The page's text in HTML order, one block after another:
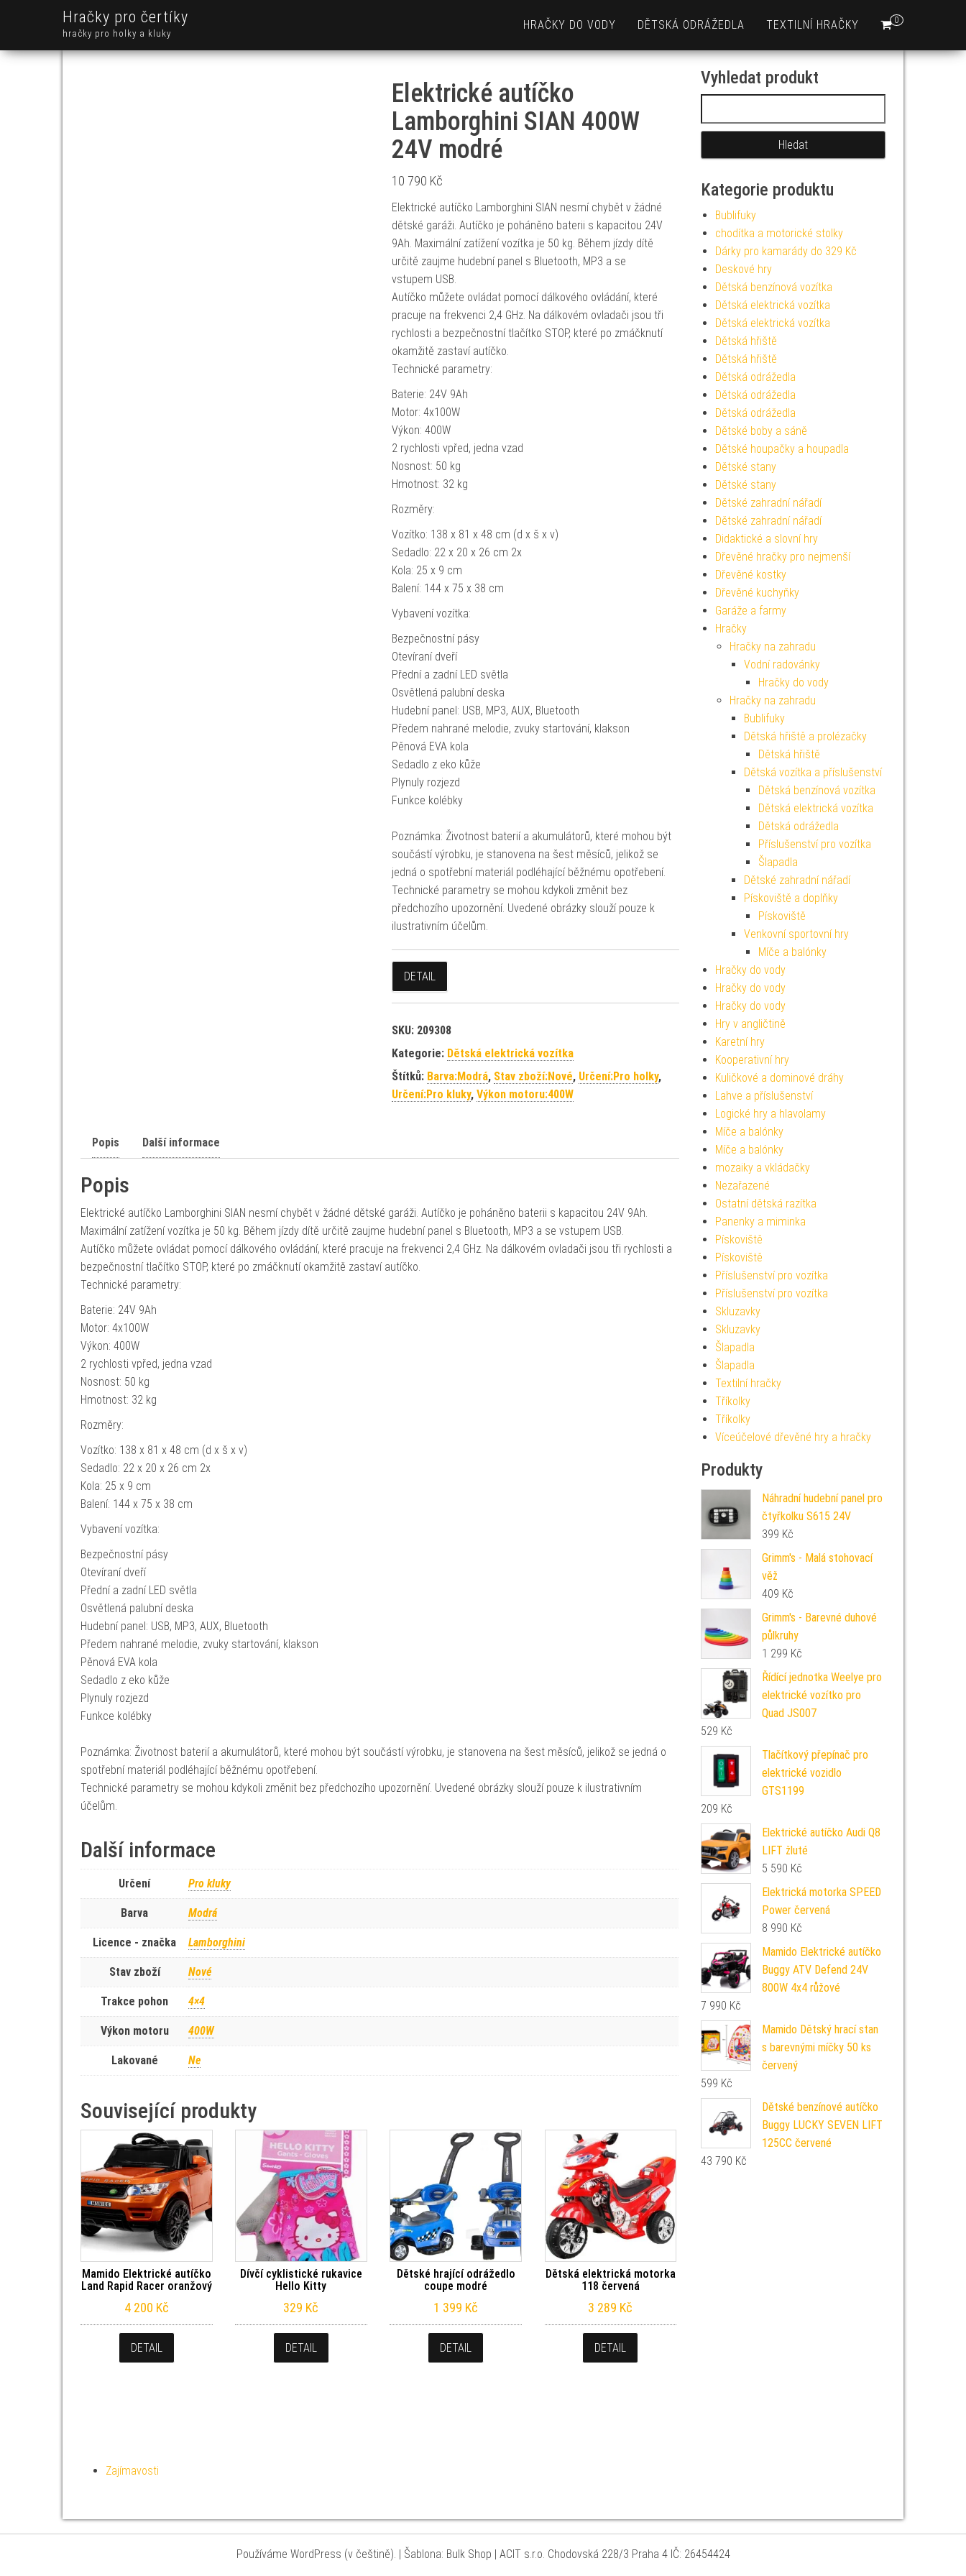
Hračky pro čertíky
hračky pro holky a kluky
0
HRAČKY DO VODY DĚTSKÁ ODRÁŽEDLA TEXTILNÍ HRAČKY
Elektrické autíčko
Lamborghini SIAN 400W
24V modré
10 790 Kč
Elektrické autíčko Lamborghini SIAN nesmí chybět v žádné
dětské garáži. Autíčko je poháněno baterii s kapacitou 24V
9Ah. Maximální zatížení vozítka je 50 kg. Během jízdy dítě
určitě zaujme hudební panel s Bluetooth, MP3 a se
vstupem USB.
Autíčko můžete ovládat pomocí dálkového ovládání, které
pracuje na frekvenci 2,4 GHz. Na dálkovém ovladači jsou tři
rychlosti a bezpečnostní tlačítko STOP, které po zmáčknutí
okamžitě zastaví autíčko.
Technické parametry:
Baterie: 24V 9Ah
Motor: 4x100W
Výkon: 400W
2 rychlosti vpřed, jedna vzad
Nosnost: 50 kg
Hmotnost: 32 kg
Rozměry:
Vozítko: 138 x 81 x 48 cm (d x š x v)
Sedadlo: 22 x 20 x 26 cm 2x
Kola: 25 x 9 cm
Balení: 144 x 75 x 38 cm
Vybavení vozítka:
Bezpečnostní pásy
Otevíraní dveří
Přední a zadní LED světla
Osvětlená palubní deska
Hudební panel: USB, MP3, AUX, Bluetooth
Předem nahrané melodie, zvuky startování, klakson
Pěnová EVA kola
Sedadlo z eko kůže
Plynuly rozjezd
Funkce kolébky
Poznámka: Životnost baterií a akumulátorů, které mohou být
součástí výrobku, je stanovena na šest měsíců, jelikož se
jedná o spotřební materiál podléhající běžnému opotřebení.
Technické parametry se mohou kdykoli změnit bez
předchozího upozornění. Uvedené obrázky slouží pouze k
ilustrativním účelům.
DETAIL
SKU: 209308
Kategorie: Dětská elektrická vozítka
Štítků: Barva:Modrá, Stav zboží:Nové, Určení:Pro holky,
Určení:Pro kluky, Výkon motoru:400W
Popis Další informace
Popis
Elektrické autíčko Lamborghini SIAN nesmí chybět v žádné dětské garáži. Autíčko je poháněno baterii s kapacitou 24V 9Ah.
Maximální zatížení vozítka je 50 kg. Během jízdy dítě určitě zaujme hudební panel s Bluetooth, MP3 a se vstupem USB.
Autíčko můžete ovládat pomocí dálkového ovládání, které pracuje na frekvenci 2,4 GHz. Na dálkovém ovladači jsou tři rychlosti a
bezpečnostní tlačítko STOP, které po zmáčknutí okamžitě zastaví autíčko.
Technické parametry:
Baterie: 24V 9Ah
Motor: 4x100W
Výkon: 400W
2 rychlosti vpřed, jedna vzad
Nosnost: 50 kg
Hmotnost: 32 kg
Rozměry:
Vozítko: 138 x 81 x 48 cm (d x š x v)
Sedadlo: 22 x 20 x 26 cm 2x
Kola: 25 x 9 cm
Balení: 144 x 75 x 38 cm
Vybavení vozítka:
Bezpečnostní pásy
Otevíraní dveří
Přední a zadní LED světla
Osvětlená palubní deska
Hudební panel: USB, MP3, AUX, Bluetooth
Předem nahrané melodie, zvuky startování, klakson
Pěnová EVA kola
Sedadlo z eko kůže
Plynuly rozjezd
Funkce kolébky
Poznámka: Životnost baterií a akumulátorů, které mohou být součástí výrobku, je stanovena na šest měsíců, jelikož se jedná o
spotřební materiál podléhající běžnému opotřebení.
Technické parametry se mohou kdykoli změnit bez předchozího upozornění. Uvedené obrázky slouží pouze k ilustrativním
účelům.
Další informace
Určení Pro kluky
Barva Modrá
Licence - značka Lamborghini
Stav zboží Nové
Trakce pohon 4×4
Výkon motoru 400W
Lakované Ne
Související produkty
Mamido Elektrické autíčko
Land Rapid Racer oranžový
4 200 Kč
DETAIL
Dívčí cyklistické rukavice
Hello Kitty
329 Kč
DETAIL
Dětské hrající odrážedlo
coupe modré
1 399 Kč
DETAIL
Dětská elektrická motorka
118 červená
3 289 Kč
DETAIL
Vyhledat produkt
Kategorie produktu
Bublifuky
chodítka a motorické stolky
Dárky pro kamarády do 329 Kč
Deskové hry
Dětská benzínová vozítka
Dětská elektrická vozítka
Dětská elektrická vozítka
Dětská hřiště
Dětská hřiště
Dětská odrážedla
Dětská odrážedla
Dětská odrážedla
Dětské boby a sáně
Dětské houpačky a houpadla
Dětské stany
Dětské stany
Dětské zahradní nářadí
Dětské zahradní nářadí
Didaktické a slovní hry
Dřevěné hračky pro nejmenší
Dřevěné kostky
Dřevěné kuchyňky
Garáže a farmy
Hračky
Hračky na zahradu
Vodní radovánky
Hračky do vody
Hračky na zahradu
Bublifuky
Dětská hřiště a prolézačky
Dětská hřiště
Dětská vozítka a příslušenství
Dětská benzínová vozítka
Dětská elektrická vozítka
Dětská odrážedla
Příslušenství pro vozítka
Šlapadla
Dětské zahradní nářadí
Pískoviště a doplňky
Pískoviště
Venkovní sportovní hry
Míče a balónky
Hračky do vody
Hračky do vody
Hračky do vody
Hry v angličtině
Karetní hry
Kooperativní hry
Kuličkové a dominové dráhy
Lahve a příslušenství
Logické hry a hlavolamy
Míče a balónky
Míče a balónky
mozaiky a vkládačky
Nezařazené
Ostatní dětská razítka
Panenky a miminka
Pískoviště
Pískoviště
Příslušenství pro vozítka
Příslušenství pro vozítka
Skluzavky
Skluzavky
Šlapadla
Šlapadla
Textilní hračky
Tříkolky
Tříkolky
Víceúčelové dřevěné hry a hračky
Produkty
Náhradní hudební panel pro
čtyřkolku S615 24V
399 Kč
Grimm's - Malá stohovací
věž
409 Kč
Grimm's - Barevné duhové
půlkruhy
1 299 Kč
Řídící jednotka Weelye pro
elektrické vozítko pro
Quad JS007
529 Kč
Tlačítkový přepínač pro
elektrické vozidlo
GTS1199
209 Kč
Elektrické autíčko Audi Q8
LIFT žluté
5 590 Kč
Elektrická motorka SPEED
Power červená
8 990 Kč
Mamido Elektrické autíčko
Buggy ATV Defend 24V
800W 4x4 růžové
7 990 Kč
Mamido Dětský hrací stan
s barevnými míčky 50 ks
červený
599 Kč
Dětské benzínové autíčko
Buggy LUCKY SEVEN LIFT
125CC červené
43 790 Kč
Zajímavosti
Používáme WordPress (v češtině). Šablona: Bulk Shop | ACIT s.r.o. Chodovská 228/3 Praha 4 IČ: 26454424